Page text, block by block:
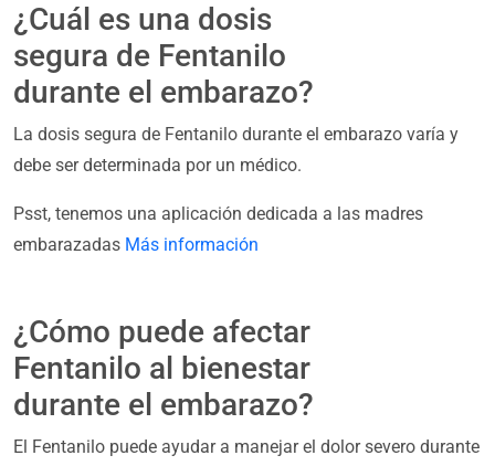
¿Cuál es una dosis
segura de Fentanilo
durante el embarazo?
La dosis segura de Fentanilo durante el embarazo varía y
debe ser determinada por un médico.
Psst, tenemos una aplicación dedicada a las madres
embarazadas Más información
¿Cómo puede afectar
Fentanilo al bienestar
durante el embarazo?
El Fentanilo puede ayudar a manejar el dolor severo durante